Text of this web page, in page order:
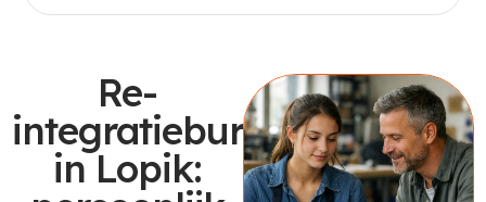
Re-
integratiebureau
in Lopik: